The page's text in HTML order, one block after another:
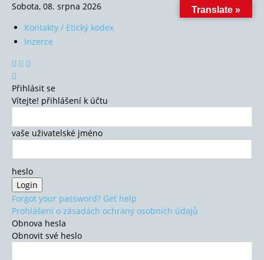
Sobota, 08. srpna 2026
Kontakty / Etický kodex
Inzerce
Přihlásit se
Vítejte! přihlášení k účtu
vaše uživatelské jméno
heslo
Forgot your password? Get help
Prohlášení o zásadách ochrany osobních údajů
Obnova hesla
Obnovit své heslo
Translate »